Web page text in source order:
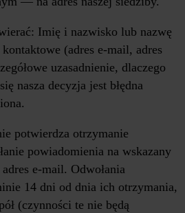
Imię i nazwisko lub nazwę
(adres e-mail, adres
uzasadnienie, dlaczego
nasza decyzja jest błędna
potwierdza otrzymanie
powiadomienia na wskazany
e-mail. Odwołania
14 dni od dnia ich otrzymania,
(czynności te nie będą